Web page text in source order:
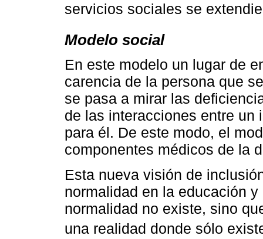
servicios sociales se
Modelo social
En este modelo un lugar de
carencia de la persona que
se pasa a mirar las
de las interacciones entre un
para él. De este modo, el
componentes médicos de la
Esta nueva visión de
normalidad en la educación
normalidad no existe, sino
una realidad donde sólo